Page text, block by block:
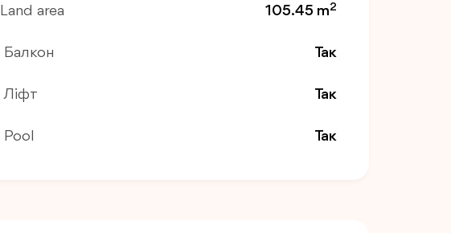
Land area 105.45 m2
Балкон Так
Ліфт Так
Pool Так